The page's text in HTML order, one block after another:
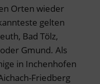
Orten wieder
gelten
Bad Tölz,
Gmund. Als
in Inchenhofen
Friedberg